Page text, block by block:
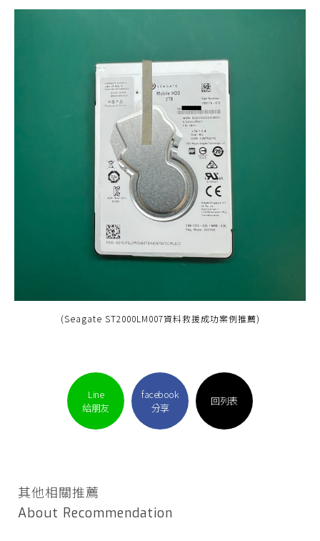
(Seagate ST2000LM007資料救援成功案例推薦)
Line
給朋友
facebook
分享
回列表
其他相關推薦
About Recommendation